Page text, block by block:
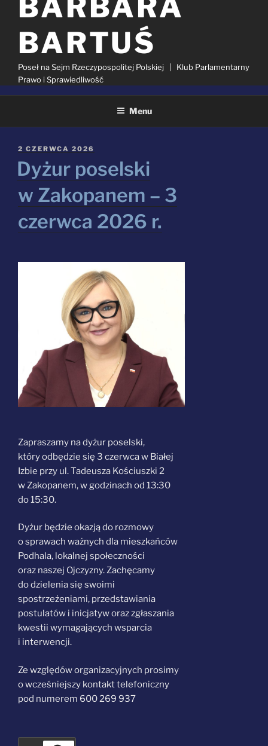
BARBARA
BARTUŚ
Poseł na Sejm Rzeczypospolitej Polskiej | Klub Parlamentarny
Prawo i Sprawiedliwość
Menu
AKTUALNOŚCI
OPUBLIKOWANE
2 CZERWCA 2026
Dyżur poselski
w Zakopanem – 3
czerwca 2026 r.
Zapraszamy na dyżur poselski,
który odbędzie się 3 czerwca w Białej
Izbie przy ul. Tadeusza Kościuszki 2
w Zakopanem, w godzinach od 13:30
do 15:30.
Dyżur będzie okazją do rozmowy
o sprawach ważnych dla mieszkańców
Podhala, lokalnej społeczności
oraz naszej Ojczyzny. Zachęcamy
do dzielenia się swoimi
spostrzeżeniami, przedstawiania
postulatów i inicjatyw oraz zgłaszania
kwestii wymagających wsparcia
i interwencji.
Ze względów organizacyjnych prosimy
o wcześniejszy kontakt telefoniczny
pod numerem 600 269 937